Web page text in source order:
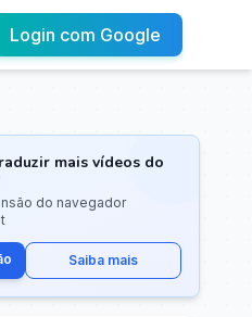
Login com Google
mais vídeos do
do navegador
Saiba mais